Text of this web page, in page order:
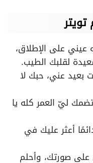
عيني على الإطلاق،
لقلبك الطيب.
عني، حبك لا
ليّ العمر كله يا
أعثر عليك في
صورتك، وأحلم